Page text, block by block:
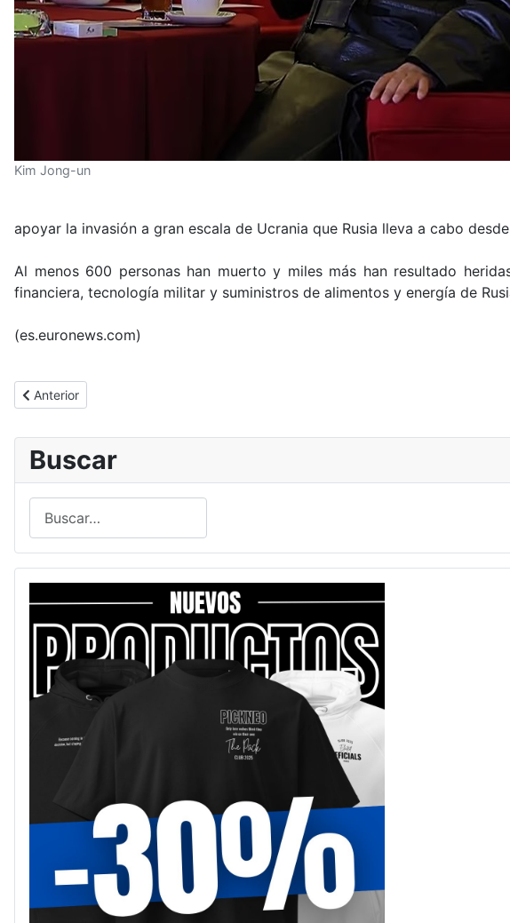
Kim Jong-un
apoyar la invasión a gran escala de Ucrania que Rusia lleva a cabo
Al menos 600 personas han muerto y miles más han resultado
financiera, tecnología militar y suministros de alimentos y energía de
(es.euronews.com)
Artículo anterior: Maduro sugiere que Venezuela está abierta a conversaciones con
Anterior
Buscar